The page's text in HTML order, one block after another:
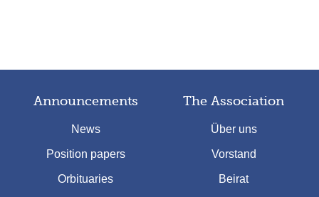
Announcements
News
Position papers
Orbituaries
The Association
Über uns
Vorstand
Beirat